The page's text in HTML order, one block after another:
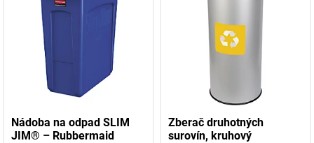
Nádoba na odpad SLIM
JIM® – Rubbermaid
Zberač druhotných
surovín, kruhový